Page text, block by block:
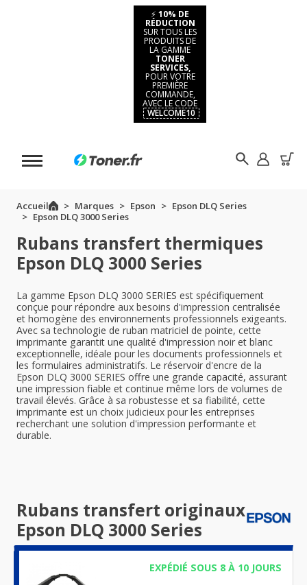
⚡ 10% DE
RÉDUCTION
SUR TOUS LES
PRODUITS DE
LA GAMME
TONER
SERVICES,
POUR VOTRE
PREMIÈRE
COMMANDE,
AVEC LE CODE
WELCOME10
Accueil Marques Epson
Epson DLQ Series
Epson DLQ 3000 Series
Rubans transfert thermiques
Epson DLQ 3000 Series
La gamme Epson DLQ 3000 SERIES est spécifiquement
conçue pour répondre aux besoins d'impression centralisée
et homogène des environnements professionnels exigeants.
Avec sa technologie de ruban matriciel de pointe, cette
imprimante garantit une qualité d'impression noir et blanc
exceptionnelle, idéale pour les documents professionnels et
les formulaires administratifs. Le réservoir d'encre de la
Epson DLQ 3000 SERIES offre une grande capacité, assurant
une impression fiable et continue même lors de volumes de
travail élevés. Grâce à sa robustesse et sa fiabilité, cette
imprimante est un choix judicieux pour les entreprises
recherchant une solution d'impression performante et
durable.
Rubans transfert originaux
Epson DLQ 3000 Series
EXPÉDIÉ SOUS 8 À 10 JOURS